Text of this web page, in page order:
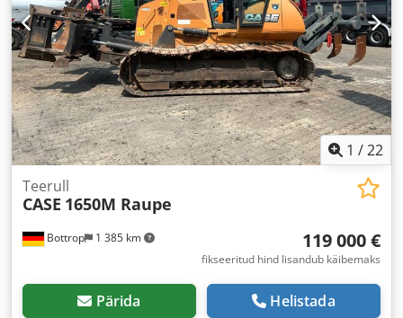
1 /22
Bottrop 1 385 km
Teerull
CASE 1650M Raupe
119 000 €
fikseeritud hind lisandub käibemaks
Pärida Helistada